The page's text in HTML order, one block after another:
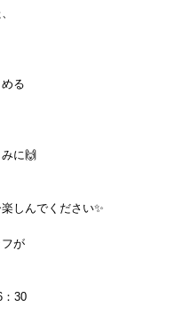
る
に🙌
しんでください️✨
が
：30